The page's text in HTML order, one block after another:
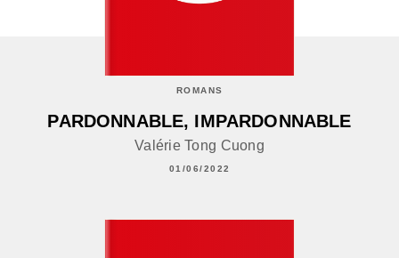
ROMANS
PARDONNABLE, IMPARDONNABLE
Valérie Tong Cuong
01/06/2022